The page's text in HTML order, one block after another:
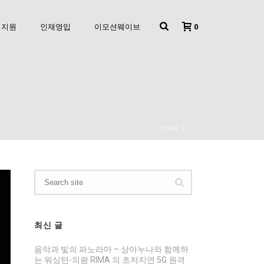
지원 인재영입 이모션웨이브 0
/
최신 글
음악과 빛의 파노라마 – 상아누나와 함께하
는 워싱턴-의왕 RIMA 의 초저지연 5G 원격